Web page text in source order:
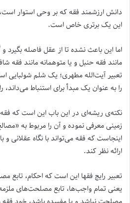
دانش ارزشمند فقه که بر وحی استوار
این یک برتری خاص است.
اما این باعث نشده تا از عقل فاصله بگیرد
مانند فقه حنبل و یا متوهمانه مانند فقه
تعبیر آیت‌الله مطهری؛ یک شلم شولبایی
را به عنوان یک مبدأ برای استنباط می‌داند،
نکته‌ی ریشه‏‌ای در این باب این است که
زمینی معرفی نموده و آن را مربوط به
اینجاست که فقه می‌تواند با نگاه عقلانی
ارائه نظر کند.
تعبیر رایج فقها این است که احکام، تابع
یعنی تمام واجب‌ها، تابع مصلحت‌های